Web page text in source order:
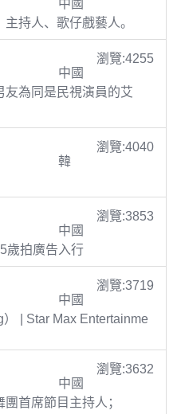
中國
持人、歌仔戲藝人。
瀏覽:4255
中國
友為同是民視演員的艾
瀏覽:4040
韓
瀏覽:3853
中國
歲拍廣告入行
瀏覽:3719
中國
| Star Max Entertainme
瀏覽:3632
中國
首席節目主持人；